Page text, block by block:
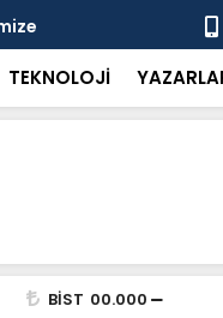
su
Prof. Dr.
kırılmayı
TEKNOLOJİ
BİST 00.000